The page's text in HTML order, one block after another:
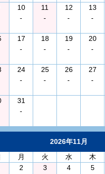
10
-
11
-
12
-
13
-
17
-
18
-
19
-
20
-
24
-
25
-
26
-
27
-
31
-
2026年11月
月 火 水 木
2
3
4
5